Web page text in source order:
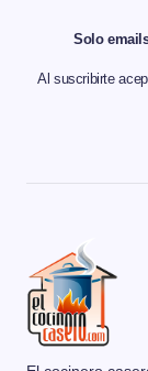
Solo
Al suscribirte